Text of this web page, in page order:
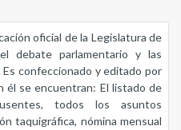
oficial de la Legislatura de
debate parlamentario y las
confeccionado y editado por
él se encuentran: El listado de
todos los asuntos
taquigráfica, nómina mensual